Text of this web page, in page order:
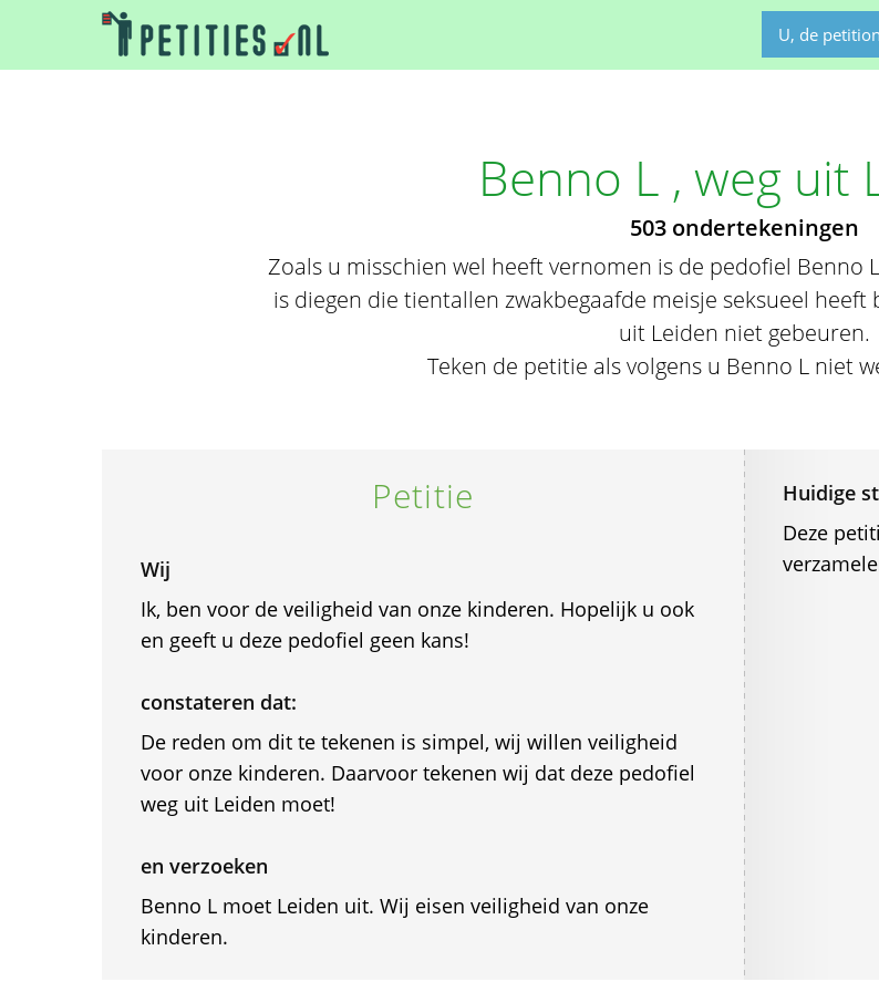
U, de
Benno L , weg uit
503 ondertekeningen
Zoals u misschien wel heeft vernomen is de pedofiel Benno
is diegen die tientallen zwakbegaafde meisje seksueel
uit Leiden niet gebeuren.
Teken de petitie als volgens u Benno L niet
Petitie
Wij
Ik, ben voor de veiligheid van onze kinderen. Hopelijk u ook
en geeft u deze pedofiel geen kans!
constateren dat:
De reden om dit te tekenen is simpel, wij willen veiligheid
voor onze kinderen. Daarvoor tekenen wij dat deze pedofiel
weg uit Leiden moet!
en verzoeken
Benno L moet Leiden uit. Wij eisen veiligheid van onze
kinderen.
Huidige
Deze